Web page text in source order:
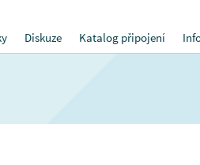
Diskuze Katalog připojení